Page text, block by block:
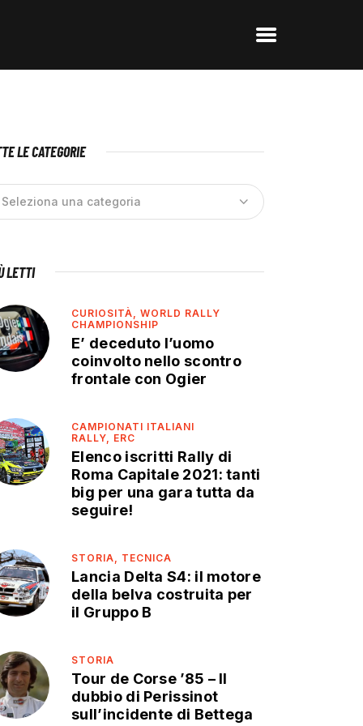
LE CATEGORIE
LETTI
CURIOSITÀ,WORLD RALLY
CHAMPIONSHIP
E’ deceduto l’uomo
coinvolto nello scontro
frontale con Ogier
CAMPIONATI ITALIANI
RALLY, ERC
Elenco iscritti Rally di
Roma Capitale 2021: tanti
big per una gara tutta da
seguire!
STORIA, TECNICA
Lancia Delta S4: il motore
della belva costruita per
il Gruppo B
STORIA
Tour de Corse ’85 – Il
dubbio di Perissinot
sull’incidente di Bettega